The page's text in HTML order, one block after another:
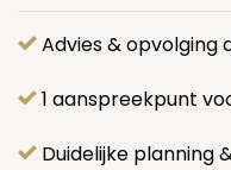
Advies & opvolging
1 aanspreekpunt
Duidelijke planning